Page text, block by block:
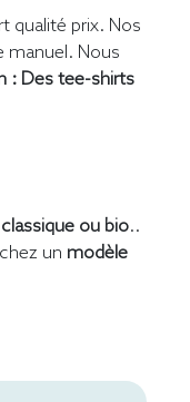
qualité prix. Nos
manuel. Nous
: Des tee-shirts
ou bio..
un modèle